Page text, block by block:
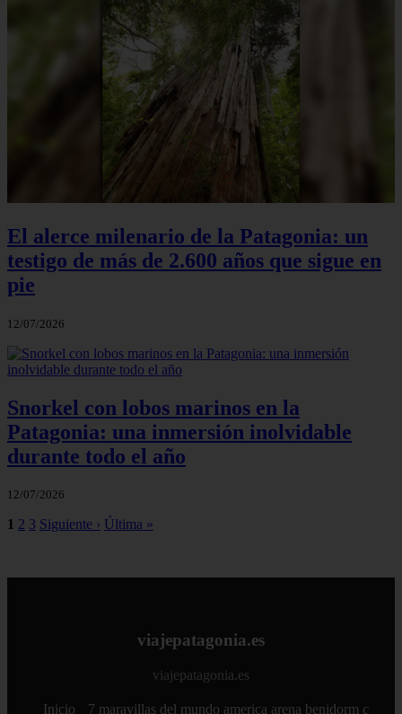
El alerce milenario de la Patagonia: un
testigo de más de 2.600 años que sigue en
pie
12/07/2026
Snorkel con lobos marinos en la
Patagonia: una inmersión inolvidable
durante todo el año
12/07/2026
1 2 3 Siguiente › Última »
viajepatagonia.es
viajepatagonia.es
Inicio 7 maravillas del mundo america arena benidorm c